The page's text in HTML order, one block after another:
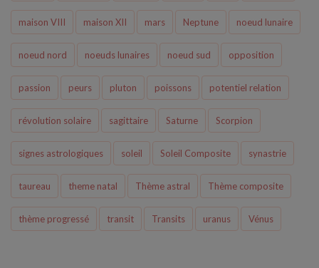
maison VIII maison XII mars Neptune noeud lunaire
noeud nord noeuds lunaires noeud sud opposition
passion peurs pluton poissons potentiel relation
révolution solaire sagittaire Saturne Scorpion
signes astrologiques soleil Soleil Composite synastrie
taureau theme natal Thème astral Thème composite
thème progressé transit Transits uranus Vénus